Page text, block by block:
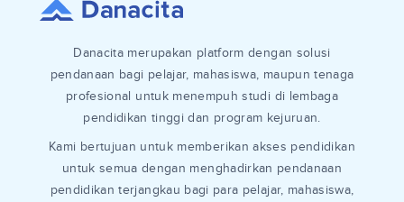
Danacita merupakan platform dengan solusi
pendanaan bagi pelajar, mahasiswa, maupun tenaga
profesional untuk menempuh studi di lembaga
pendidikan tinggi dan program kejuruan.
Kami bertujuan untuk memberikan akses pendidikan
untuk semua dengan menghadirkan pendanaan
pendidikan terjangkau bagi para pelajar, mahasiswa,